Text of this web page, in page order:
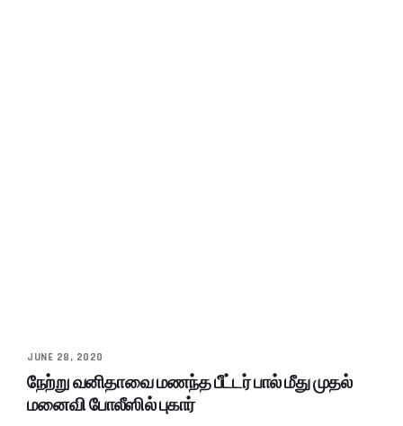
JUNE 28, 2020
நேற்று வனிதாவை மணந்த பீட்டர் பால் மீது முதல்
மனைவி போலீஸில் புகார்